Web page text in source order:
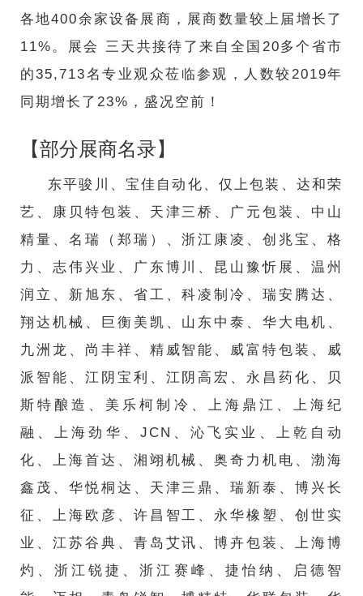
各地400余家设备展商，展商数量较上届增长了
11%。展会 三天共接待了来自全国20多个省市
的35,713名专业观众莅临参观，人数较2019年
同期增长了23%，盛况空前！
【部分展商名录】
东平骏川、宝佳自动化、仅上包装、达和荣
艺、康贝特包装、天津三桥、广元包装、中山
精量、名瑞（郑瑞）、浙江康凌、创兆宝、格
力、志伟兴业、广东博川、昆山豫忻展、温州
润立、新旭东、省工、科凌制冷、瑞安腾达、
翔达机械、巨衡美凯、山东中泰、华大电机、
九洲龙、尚丰祥、精威智能、威富特包装、威
派智能、江阴宝利、江阴高宏、永昌药化、贝
斯特酿造、美乐柯制冷、上海鼎江、上海纪
融、上海劲华、JCN、沁飞实业、上乾自动
化、上海首达、湘翊机械、奥奇力机电、渤海
鑫茂、华悦桐达、天津三鼎、瑞新泰、博兴长
征、上海欧彦、许昌智工、永华橡塑、创世实
业、江苏谷典、青岛艾讯、博卉包装、上海博
灼、浙江锐捷、浙江赛峰、捷怡纳、启德智